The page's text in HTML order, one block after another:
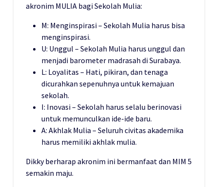
akronim MULIA bagi Sekolah Mulia:
M: Menginspirasi – Sekolah Mulia harus bisa
menginspirasi.
U: Unggul – Sekolah Mulia harus unggul dan
menjadi barometer madrasah di Surabaya.
L: Loyalitas – Hati, pikiran, dan tenaga
dicurahkan sepenuhnya untuk kemajuan
sekolah.
I: Inovasi – Sekolah harus selalu berinovasi
untuk memunculkan ide-ide baru.
A: Akhlak Mulia – Seluruh civitas akademika
harus memiliki akhlak mulia.
Dikky berharap akronim ini bermanfaat dan MIM 5
semakin maju.